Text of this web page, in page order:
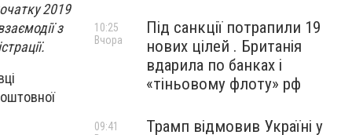
2019
з
Під санкції потрапили 19
нових цілей . Британія
вдарила по банках і
«тіньовому флоту» рф
10:25
Вчора
Трамп відмовив Україні у
09:41